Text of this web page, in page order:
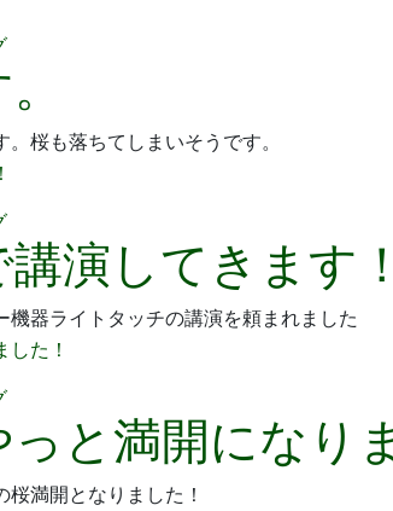
2012
年
月
い
そ
歯
科 桜も落ちてしまいそうです。
2012
年
4
月
13
日
い
そ
歯
科
医
院
演してきます！
器ライトタッチの講演を頼まれました
2012
4
月
い
歯
科
と満開になり
満開となりました！